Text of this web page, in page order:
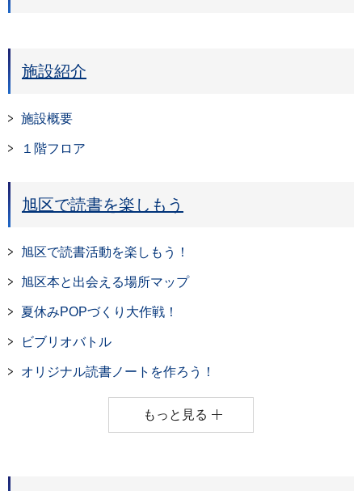
施設紹介
施設概要
１階フロア
旭区で読書を楽しもう
旭区で読書活動を楽しもう！
旭区本と出会える場所マップ
夏休みPOPづくり大作戦！
ビブリオバトル
オリジナル読書ノートを作ろう！
もっと見る